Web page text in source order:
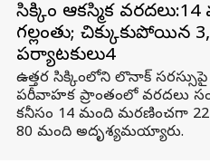
సిక్కిం ఆకస్మిక
గల్లంతు; చిక్కుకుపోయిన
పర్యాటకులు4
ఉత్తర సిక్కింలోని లొనాక్ సరస్సుపై
పరీవాహక ప్రాంతంలో వరదలు
కనీసం 14 మంది మరణించగా
80 మంది అదృశ్యమయ్యారు.